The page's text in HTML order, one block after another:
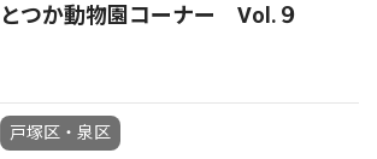
とつか動物園コーナー Vol.９
戸塚区・泉区